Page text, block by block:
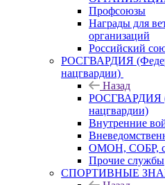
Профсоюзы
Награды для
организаций
Российский
РОСГВАРДИЯ
нацгвардии)
Назад
РОСГВАРДИЯ
нацгвардии)
Внутренние
ОМОН, СОБР,
Прочие службы
СПОРТИВНЫЕ